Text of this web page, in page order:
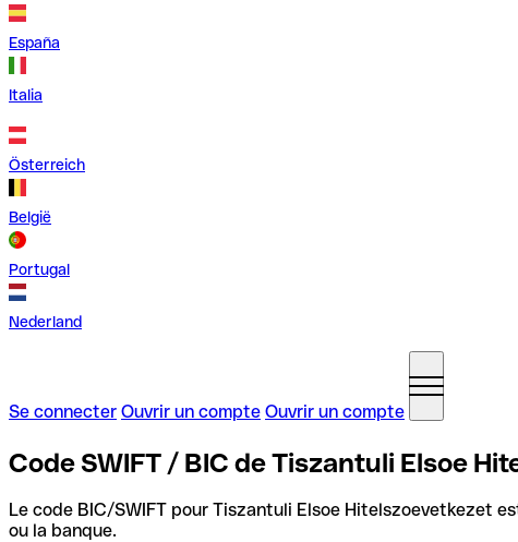
España
Italia
Österreich
België
Portugal
Nederland
Se connecter Ouvrir un compte Ouvrir un compte
Code SWIFT / BIC de Tiszantuli Elsoe
Le code BIC/SWIFT pour Tiszantuli Elsoe Hitelszoevetkezet
ou la banque.